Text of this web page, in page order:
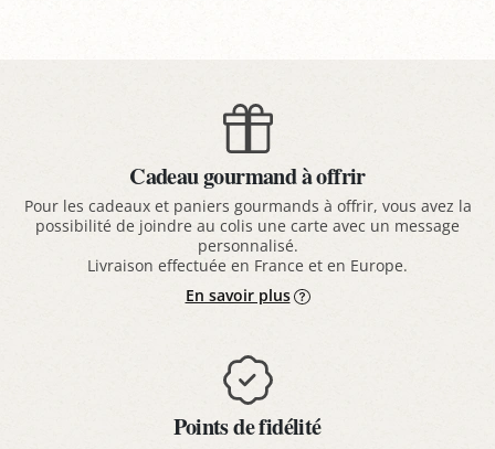
Cadeau gourmand à offrir
Pour les cadeaux et paniers gourmands à offrir, vous avez la
possibilité de joindre au colis une carte avec un message
personnalisé.
Livraison effectuée en France et en Europe.
En savoir plus
Points de fidélité